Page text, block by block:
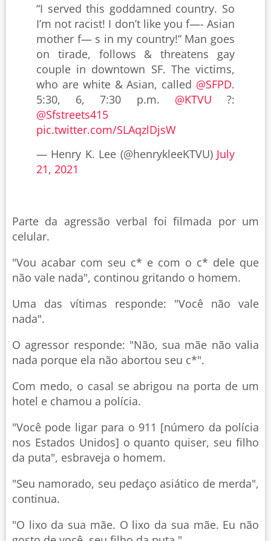
“I served this goddamned country. So
I’m not racist! I don’t like you f—- Asian
mother f— s in my country!” Man goes
on tirade, follows & threatens gay
couple in downtown SF. The victims,
who are white & Asian, called @SFPD.
5:30, 6, 7:30 p.m. @KTVU ?:
@Sfstreets415
pic.twitter.com/SLAqzlDjsW
— Henry K. Lee (@henrykleeKTVU) July
21, 2021
Parte da agressão verbal foi filmada por um
celular.
"Vou acabar com seu c* e com o c* dele que
não vale nada", continou gritando o homem.
Uma das vítimas responde: "Você não vale
nada".
O agressor responde: "Não, sua mãe não valia
nada porque ela não abortou seu c*".
Com medo, o casal se abrigou na porta de um
hotel e chamou a polícia.
"Você pode ligar para o 911 [número da polícia
nos Estados Unidos] o quanto quiser, seu filho
da puta", esbraveja o homem.
"Seu namorado, seu pedaço asiático de merda",
continua.
"O lixo da sua mãe. O lixo da sua mãe. Eu não